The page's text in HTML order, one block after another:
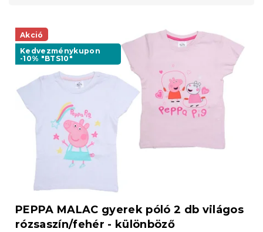
e
k
em
Akció
Kedvezménykupon
-10% "BTS10"
PEPPA MALAC gyerek póló 2 db világos
rózsaszín/fehér - különböző